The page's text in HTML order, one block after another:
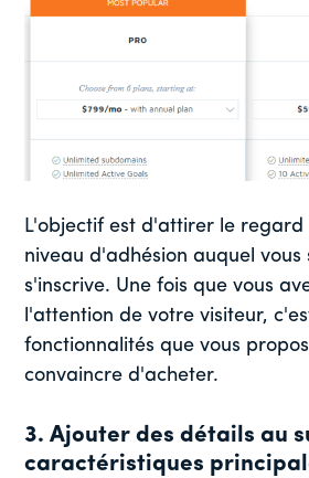
L'objectif est d'attirer le regard
niveau d'adhésion auquel vous
s'inscrive. Une fois que vous
l'attention de votre visiteur,
fonctionnalités que vous
convaincre d'acheter.
3. Ajouter des détails au
caractéristiques